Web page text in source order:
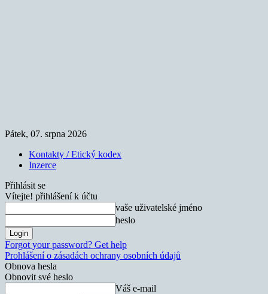
Pátek, 07. srpna 2026
Kontakty / Etický kodex
Inzerce
Přihlásit se
Vítejte! přihlášení k účtu
vaše uživatelské jméno
heslo
Forgot your password? Get help
Prohlášení o zásadách ochrany osobních údajů
Obnova hesla
Obnovit své heslo
Váš e-mail